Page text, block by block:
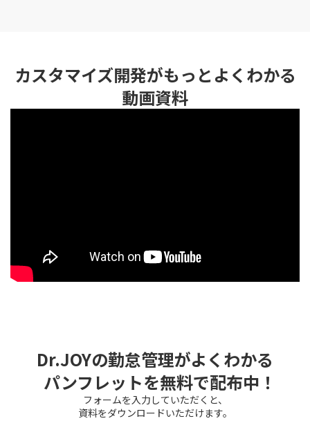
カスタマイズ開発がもっとよくわかる
動画資料
Dr.JOYの勤怠管理がよくわかる
パンフレットを無料で配布中！
フォームを入力していただくと、
資料をダウンロードいただけます。